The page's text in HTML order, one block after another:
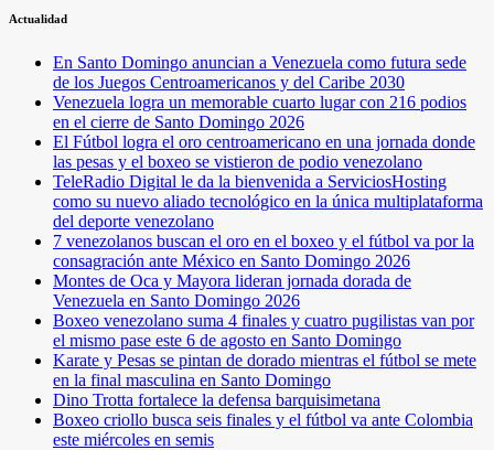
Actualidad
En Santo Domingo anuncian a Venezuela como futura sede
de los Juegos Centroamericanos y del Caribe 2030
Venezuela logra un memorable cuarto lugar con 216 podios
en el cierre de Santo Domingo 2026
El Fútbol logra el oro centroamericano en una jornada donde
las pesas y el boxeo se vistieron de podio venezolano
TeleRadio Digital le da la bienvenida a ServiciosHosting
como su nuevo aliado tecnológico en la única multiplataforma
del deporte venezolano
7 venezolanos buscan el oro en el boxeo y el fútbol va por la
consagración ante México en Santo Domingo 2026
Montes de Oca y Mayora lideran jornada dorada de
Venezuela en Santo Domingo 2026
Boxeo venezolano suma 4 finales y cuatro pugilistas van por
el mismo pase este 6 de agosto en Santo Domingo
Karate y Pesas se pintan de dorado mientras el fútbol se mete
en la final masculina en Santo Domingo
Dino Trotta fortalece la defensa barquisimetana
Boxeo criollo busca seis finales y el fútbol va ante Colombia
este miércoles en semis